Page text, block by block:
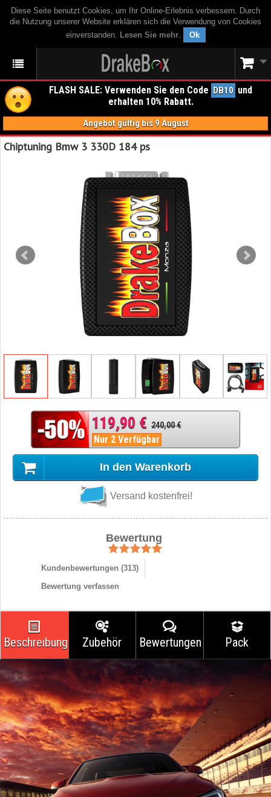
Diese Seite benutzt Cookies, um Ihr Online-Erlebnis verbessern. Durch
die Nutzung unserer Website erklären sich die Verwendung von Cookies
einverstanden. Lesen Sie mehr. Ok
FLASH SALE: Verwenden Sie den Code DB10 und
erhalten 10% Rabatt.
Angebot gültig bis 9 August
Chiptuning Bmw 3 330D 184 ps
119,90 € 240,00 €
Nur 2 Verfügbar
In den Warenkorb
Versand kostenfrei!
Bewertung
Kundenbewertungen (313)
Bewertung verfassen
Beschreibung Zubehör Bewertungen Pack